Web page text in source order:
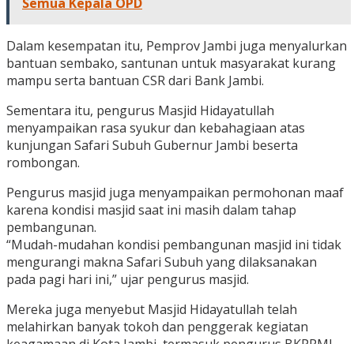
Dalam kesempatan itu, Pemprov Jambi juga menyalurkan
bantuan sembako, santunan untuk masyarakat kurang
mampu serta bantuan CSR dari Bank Jambi.
Sementara itu, pengurus Masjid Hidayatullah
menyampaikan rasa syukur dan kebahagiaan atas
kunjungan Safari Subuh Gubernur Jambi beserta
rombongan.
Pengurus masjid juga menyampaikan permohonan maaf
karena kondisi masjid saat ini masih dalam tahap
pembangunan.
“Mudah-mudahan kondisi pembangunan masjid ini tidak
mengurangi makna Safari Subuh yang dilaksanakan
pada pagi hari ini,” ujar pengurus masjid.
Mereka juga menyebut Masjid Hidayatullah telah
melahirkan banyak tokoh dan penggerak kegiatan